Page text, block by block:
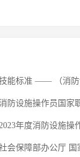
能标准 —— （消防
设施操作员国家职业技能
年度消防设施操
办公厅 国家消防救援局办公室 关于